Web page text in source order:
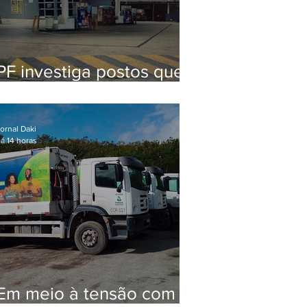
investiga postos que
de secretário
em 2020
meio à tensão com
Daki
14 horas